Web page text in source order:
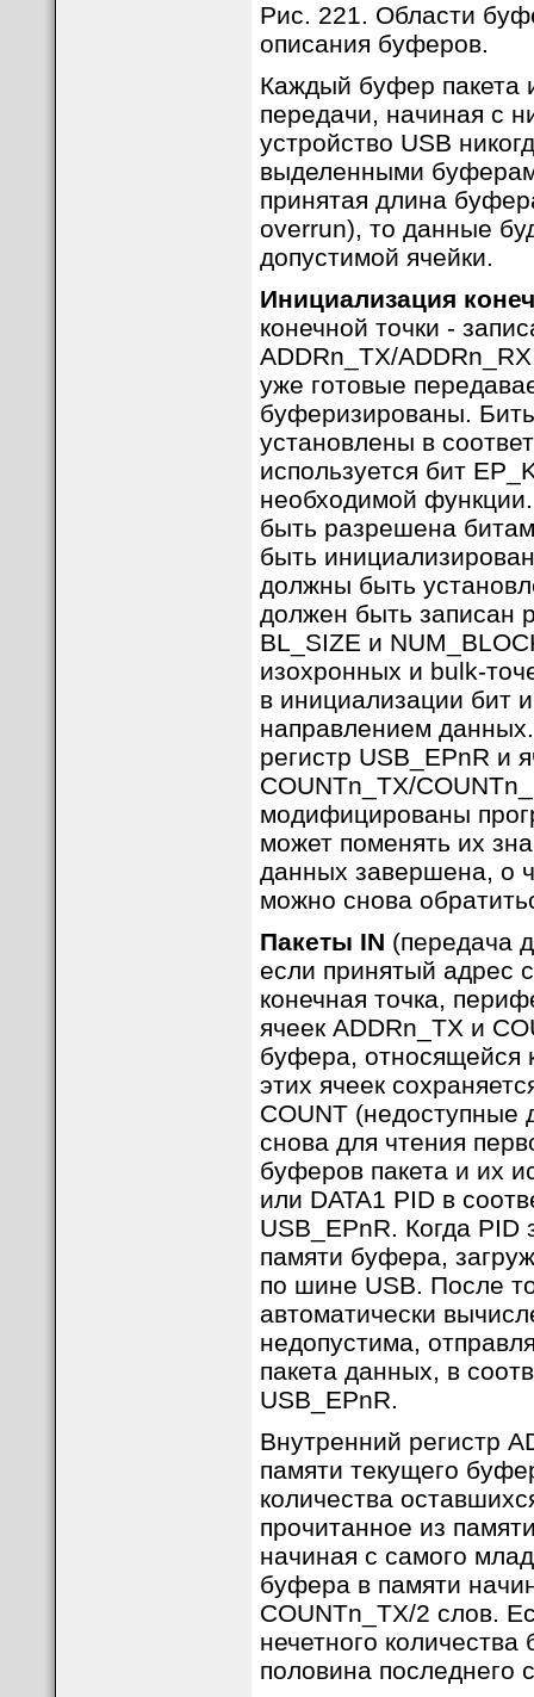
Рис. 221. Области
описания буферов.
Каждый буфер пакета
передачи, начиная с
устройство USB
выделенными
принятая длина
overrun), то данные
допустимой ячейки.
Инициализация
конечной точки -
ADDRn_TX/
уже готовые
буферизированы.
установлены в
используется бит
необходимой
быть разрешена
быть
должны быть
должен быть записан
BL_SIZE и
изохронных и bulk-
в инициализации бит
направлением
регистр USB_EPnR и
COUNTn_TX/
модифицированы
может поменять их
данных завершена, о
можно снова
Пакеты IN (передача
если принятый адрес
конечная точка,
ячеек ADDRn_TX и
буфера, относящейся
этих ячеек
COUNT (недоступные
снова для чтения
буферов пакета и их
или DATA1 PID в
USB_EPnR. Когда PID
памяти буфера,
по шине USB. После
автоматически
недопустима,
пакета данных, в
USB_EPnR.
Внутренний регистр
памяти текущего
количества
прочитанное из
начиная с самого
буфера в памяти
COUNTn_TX/2 слов.
нечетного
половина последнего